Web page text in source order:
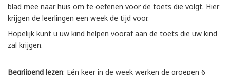
blad mee naar huis om te oefenen voor de toets die volgt. Hier
krijgen de leerlingen een week de tijd voor.
Hopelijk kunt u uw kind helpen vooraf aan de toets die uw kind
zal krijgen.
Begrijpend lezen: Eén keer in de week werken de groepen 6